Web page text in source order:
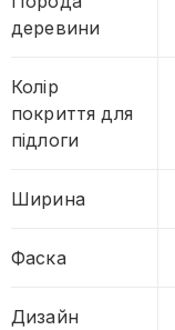
деревини
Колір
покриття для
підлоги
Ширина
Фаска
Дизайн